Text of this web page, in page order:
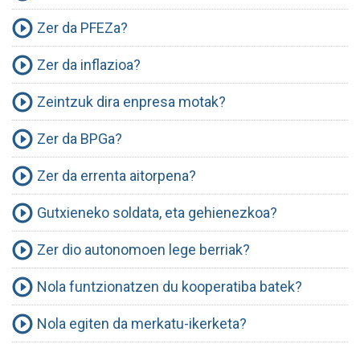
Zer da PFEZa?
Zer da inflazioa?
Zeintzuk dira enpresa motak?
Zer da BPGa?
Zer da errenta aitorpena?
Gutxieneko soldata, eta gehienezkoa?
Zer dio autonomoen lege berriak?
Nola funtzionatzen du kooperatiba batek?
Nola egiten da merkatu-ikerketa?